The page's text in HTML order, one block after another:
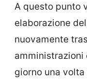
A questo punto
elaborazione
nuovamente
amministrazioni
giorno una